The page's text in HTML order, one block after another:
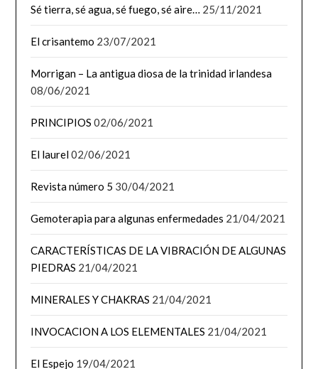
Sé tierra, sé agua, sé fuego, sé aire… 25/11/2021
El crisantemo 23/07/2021
Morrigan – La antigua diosa de la trinidad irlandesa
08/06/2021
PRINCIPIOS 02/06/2021
El laurel02/06/2021
Revista número 5 30/04/2021
Gemoterapia para algunas enfermedades 21/04/2021
CARACTERÍSTICAS DE LA VIBRACIÓN DE ALGUNAS
PIEDRAS 21/04/2021
MINERALES Y CHAKRAS 21/04/2021
INVOCACION A LOS ELEMENTALES 21/04/2021
El Espejo 19/04/2021